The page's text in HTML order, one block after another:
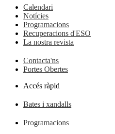
Calendari
Notícies
Programacions
Recuperacions d'ESO
La nostra revista
Contacta'ns
Portes Obertes
Accés ràpid
Bates i xandalls
Programacions